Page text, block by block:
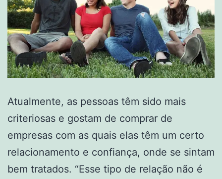
Atualmente, as pessoas têm sido mais
criteriosas e gostam de comprar de
empresas com as quais elas têm um certo
relacionamento e confiança, onde se sintam
bem tratados. “Esse tipo de relação não é